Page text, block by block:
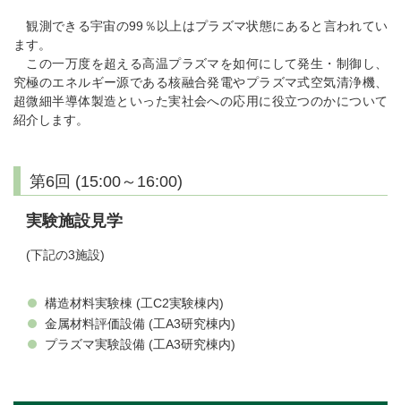
観測できる宇宙の99％以上はプラズマ状態にあると言われてい
ます。
この一万度を超える高温プラズマを如何にして発生・制御し、
究極のエネルギー源である核融合発電やプラズマ式空気清浄機、
超微細半導体製造といった実社会への応用に役立つのかについて
紹介します。
第6回 (15:00～16:00)
実験施設見学
(下記の3施設)
構造材料実験棟 (工C2実験棟内)
金属材料評価設備 (工A3研究棟内)
プラズマ実験設備 (工A3研究棟内)